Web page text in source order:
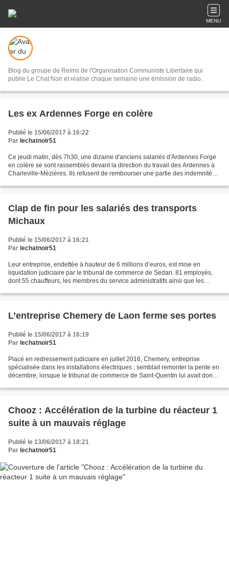
MENU
Blog du groupe de Reims de l'Organisation Communiste Libertaire qui
publie Le Chat Noir et réalise chaque semaine une émission de radio.
Les ex Ardennes Forge en colère
Publié le 15/06/2017 à 16:22
Par lechatnoir51
Ce jeudi matin, dès 7h30, une dizaine d'anciens salariés d'Ardennes Forge
en colère se sont rassemblés devant la direction du travail des Ardennes à
Charleville-Mézières. Ils refusent de rembourser une partie des indemnités
Clap de fin pour les salariés des transports
Michaux
Publié le 15/06/2017 à 16:21
Par lechatnoir51
Leur entreprise, endettée à hauteur de 6 millions d’euros, est mise en
liquidation judiciaire par le tribunal de commerce de Sedan. 81 employés,
dont 55 chauffeurs, les membres du service administratifs ainsi que les
L’entreprise Chemery de Laon ferme ses portes
Publié le 15/06/2017 à 16:19
Par lechatnoir51
Placé en redressement judiciaire en juillet 2016, Chemery, entreprise
spécialisée dans les installations électriques ; semblait remonter la pente en
décembre, lorsque le tribunal de commerce de Saint-Quentin lui avait donné
Chooz : Accélération de la turbine du réacteur 1
suite à un mauvais réglage
Publié le 13/06/2017 à 18:21
Par lechatnoir51